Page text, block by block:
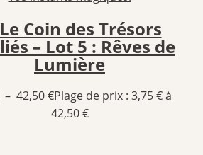
Coin des Trésors
– Lot 5 : Rêves de
Lumière
– 42,50€Plage de prix : 3,75 € à
42,50 €